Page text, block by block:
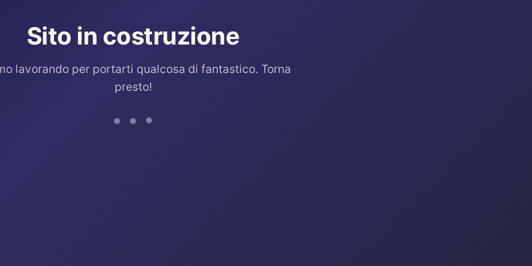
Sito in costruzione
lavorando per portarti qualcosa di fantastico. Torna
presto!